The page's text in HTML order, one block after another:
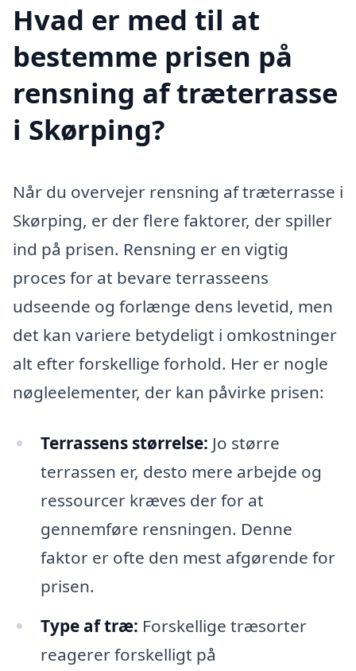
Hvad er med til at
bestemme prisen på
rensning af træterrasse
i Skørping?
Når du overvejer rensning af træterrasse i
Skørping, er der flere faktorer, der spiller
ind på prisen. Rensning er en vigtig
proces for at bevare terrasseens
udseende og forlænge dens levetid, men
det kan variere betydeligt i omkostninger
alt efter forskellige forhold. Her er nogle
nøgleelementer, der kan påvirke prisen:
Terrassens størrelse: Jo større
terrassen er, desto mere arbejde og
ressourcer kræves der for at
gennemføre rensningen. Denne
faktor er ofte den mest afgørende for
prisen.
Type af træ: Forskellige træsorter
reagerer forskelligt på